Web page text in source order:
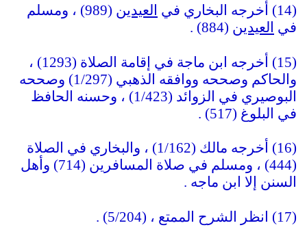
(14) أخرجه البخاري في العيدي
ن (989) ، ومسلم
في العيدين (884) .
(15) أخرجه ابن ماجة في إقامة الصلاة (1293) ،
والحاكم وصححه ووافقه الذهبي (1/297) وصححه
البوصيري في الزوائد (1/423) ، وحسنه الحافظ
في البلوغ (517) .
(16) أخرجه مالك (1/162) ، والبخاري في الصلاة
(444) ، ومسلم في صلاة المسافرين (714) وأهل
السنن إلا ابن ماجه .
(17) انظر الشرح الممتع ، (5/204) .